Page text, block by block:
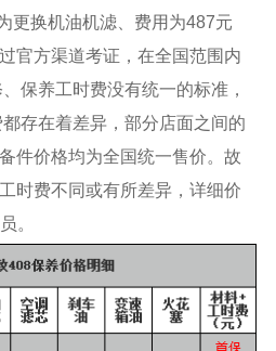
更换机油机滤、费用为487元
官方渠道考证，在全国范围内
保养工时费没有统一的标准，
存在着差异，部分店面之间的
件价格均为全国统一售价。故
时费不同或有所差异，详细价
。